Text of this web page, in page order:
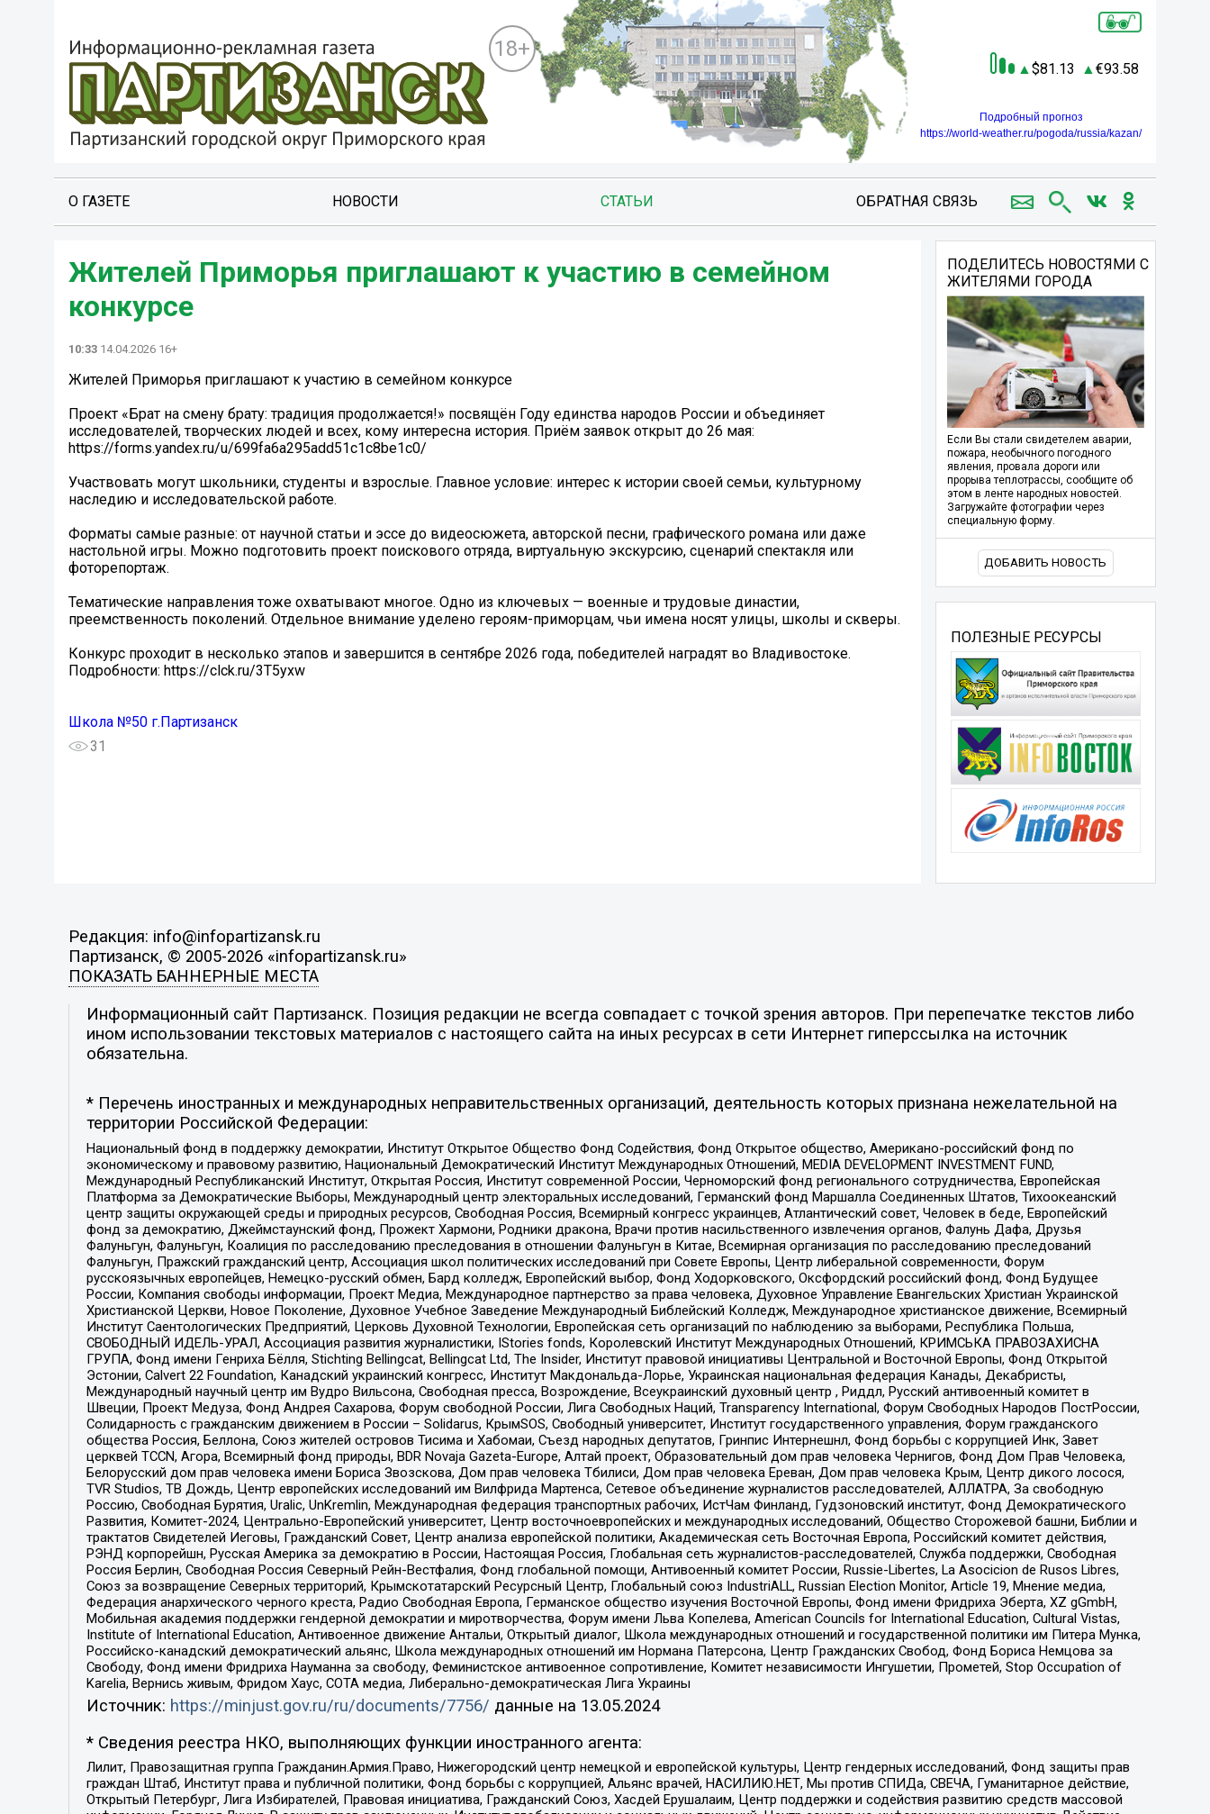
18+
81.13 93.58
Подробный прогноз
https://world-weather.ru/pogoda/russia/kazan/
О ГАЗЕТЕ НОВОСТИ СТАТЬИ ОБРАТНАЯ СВЯЗЬ
Жителей Приморья приглашают к участию в семейном
конкурсе
10:33 14.04.2026 16+
Жителей Приморья приглашают к участию в семейном конкурсе
Проект «Брат на смену брату: традиция продолжается!» посвящён Году единства народов России и объединяет
исследователей, творческих людей и всех, кому интересна история. Приём заявок открыт до 26 мая:
https://forms.yandex.ru/u/699fa6a295add51c1c8be1c0/
Участвовать могут школьники, студенты и взрослые. Главное условие: интерес к истории своей семьи, культурному
наследию и исследовательской работе.
Форматы самые разные: от научной статьи и эссе до видеосюжета, авторской песни, графического романа или даже
настольной игры. Можно подготовить проект поискового отряда, виртуальную экскурсию, сценарий спектакля или
фоторепортаж.
Тематические направления тоже охватывают многое. Одно из ключевых — военные и трудовые династии,
преемственность поколений. Отдельное внимание уделено героям-приморцам, чьи имена носят улицы, школы и скверы.
Конкурс проходит в несколько этапов и завершится в сентябре 2026 года, победителей наградят во Владивостоке.
Подробности: https://clck.ru/3T5yxw
Школа №50 г.Партизанск
31
ПОДЕЛИТЕСЬ НОВОСТЯМИ С
ЖИТЕЛЯМИ ГОРОДА
Если Вы стали свидетелем аварии,
пожара, необычного погодного
явления, провала дороги или
прорыва теплотрассы, сообщите об
этом в ленте народных новостей.
Загружайте фотографии через
специальную форму.
ДОБАВИТЬ НОВОСТЬ
ПОЛЕЗНЫЕ РЕСУРСЫ
Редакция: info@infopartizansk.ru
Партизанск, © 2005-2026 «infopartizansk.ru»
ПОКАЗАТЬ БАННЕРНЫЕ МЕСТА
Информационный сайт Партизанск. Позиция редакции не всегда совпадает с точкой зрения авторов. При перепечатке текстов либо
ином использовании текстовых материалов с настоящего сайта на иных ресурсах в сети Интернет гиперссылка на источник
обязательна.
* Перечень иностранных и международных неправительственных организаций, деятельность которых признана нежелательной на
территории Российской Федерации:
Национальный фонд в поддержку демократии, Институт Открытое Общество Фонд Содействия, Фонд Открытое общество, Американо-российский фонд по
экономическому и правовому развитию, Национальный Демократический Институт Международных Отношений, MEDIA DEVELOPMENT INVESTMENT FUND,
Международный Республиканский Институт, Открытая Россия, Институт современной России, Черноморский фонд регионального сотрудничества, Европейская
Платформа за Демократические Выборы, Международный центр электоральных исследований, Германский фонд Маршалла Соединенных Штатов, Тихоокеанский
центр защиты окружающей среды и природных ресурсов, Свободная Россия, Всемирный конгресс украинцев, Атлантический совет, Человек в беде, Европейский
фонд за демократию, Джеймстаунский фонд, Прожект Хармони, Родники дракона, Врачи против насильственного извлечения органов, Фалунь Дафа, Друзья
Фалуньгун, Фалуньгун, Коалиция по расследованию преследования в отношении Фалуньгун в Китае, Всемирная организация по расследованию преследований
Фалуньгун, Пражский гражданский центр, Ассоциация школ политических исследований при Совете Европы, Центр либеральной современности, Форум
русскоязычных европейцев, Немецко-русский обмен, Бард колледж, Европейский выбор, Фонд Ходорковского, Оксфордский российский фонд, Фонд Будущее
России, Компания свободы информации, Проект Медиа, Международное партнерство за права человека, Духовное Управление Евангельских Христиан Украинской
Христианской Церкви, Новое Поколение, Духовное Учебное Заведение Международный Библейский Колледж, Международное христианское движение, Всемирный
Институт Саентологических Предприятий, Церковь Духовной Технологии, Европейская сеть организаций по наблюдению за выборами, Республика Польша,
СВОБОДНЫЙ ИДЕЛЬ-УРАЛ, Ассоциация развития журналистики, IStories fonds, Королевский Институт Международных Отношений, КРИМСЬКА ПРАВОЗАХИСНА
ГРУПА, Фонд имени Генриха Бёлля, Stichting Bellingcat, Bellingcat Ltd, The Insider, Институт правовой инициативы Центральной и Восточной Европы, Фонд Открытой
Эстонии, Calvert 22 Foundation, Канадский украинский конгресс, Институт Макдональда-Лорье, Украинская национальная федерация Канады, Декабристы,
Международный научный центр им Вудро Вильсона, Свободная пресса, Возрождение, Всеукраинский духовный центр , Риддл, Русский антивоенный комитет в
Швеции, Проект Медуза, Фонд Андрея Сахарова, Форум свободной России, Лига Свободных Наций, Transparеncy International, Форум Свободных Народов ПостРоссии,
Солидарность с гражданским движением в России – Solidarus, КрымSOS, Свободный университет, Институт государственного управления, Форум гражданского
общества Россия, Беллона, Союз жителей островов Тисима и Хабомаи, Съезд народных депутатов, Гринпис Интернешнл, Фонд борьбы с коррупцией Инк, Завет
церквей TCCN, Агора, Всемирный фонд природы, BDR Novaja Gazeta-Europe, Алтай проект, Образовательный дом прав человека Чернигов, Фонд Дом Прав Человека,
Белорусский дом прав человека имени Бориса Звозскова, Дом прав человека Тбилиси, Дом прав человека Ереван, Дом прав человека Крым, Центр дикого лосося,
TVR Studios, ТВ Дождь, Центр европейских исследований им Вилфрида Мартенса, Сетевое объединение журналистов расследователей, АЛЛАТРА, За свободную
Россию, Свободная Бурятия, Uralic, UnKremlin, Международная федерация транспортных рабочих, ИстЧам Финланд, Гудзоновский институт, Фонд Демократического
Развития, Комитет-2024, Центрально-Европейский университет, Центр восточноевропейских и международных исследований, Общество Сторожевой башни, Библии и
трактатов Свидетелей Иеговы, Гражданский Совет, Центр анализа европейской политики, Академическая сеть Восточная Европа, Российский комитет действия,
РЭНД корпорейшн, Русская Америка за демократию в России, Настоящая Россия, Глобальная сеть журналистов-расследователей, Служба поддержки, Свободная
Россия Берлин, Свободная Россия Северный Рейн-Вестфалия, Фонд глобальной помощи, Антивоенный комитет России, Russie-Libertes, La Asocicion de Rusos Libres,
Союз за возвращение Северных территорий, Крымскотатарский Ресурсный Центр, Глобальный союз IndustriALL, Russian Election Monitor, Article 19, Мнение медиа,
Федерация анархического черного креста, Радио Свободная Европа, Германское общество изучения Восточной Европы, Фонд имени Фридриха Эберта, XZ gGmbH,
Мобильная академия поддержки гендерной демократии и миротворчества, Форум имени Льва Копелева, American Councils for International Education, Cultural Vistas,
Institute of International Education, Антивоенное движение Антальи, Открытый диалог, Школа международных отношений и государственной политики им Питера Мунка,
Российско-канадский демократический альянс, Школа международных отношений им Нормана Патерсона, Центр Гражданских Свобод, Фонд Бориса Немцова за
Свободу, Фонд имени Фридриха Науманна за свободу, Феминистское антивоенное сопротивление, Комитет независимости Ингушетии, Прометей, Stop Occupation of
Karelia, Вернись живым, Фридом Хаус, СОТА медиа, Либерально-демократическая Лига Украины
Источник: https://minjust.gov.ru/ru/documents/7756/ данные на 13.05.2024
* Сведения реестра НКО, выполняющих функции иностранного агента:
Лилит, Правозащитная группа Гражданин.Армия.Право, Нижегородский центр немецкой и европейской культуры, Центр гендерных исследований, Фонд защиты прав
граждан Штаб, Институт права и публичной политики, Фонд борьбы с коррупцией, Альянс врачей, НАСИЛИЮ.НЕТ, Мы против СПИДа, СВЕЧА, Гуманитарное действие,
Открытый Петербург, Лига Избирателей, Правовая инициатива, Гражданский Союз, Хасдей Ерушалаим, Центр поддержки и содействия развитию средств массовой